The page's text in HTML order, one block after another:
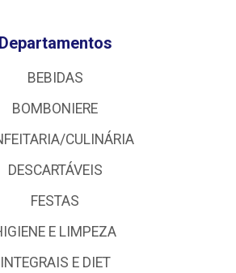
Departamentos
BEBIDAS
BOMBONIERE
CULINÁRIA
DESCARTÁVEIS
FESTAS
E LIMPEZA
INTEGRAIS E DIET